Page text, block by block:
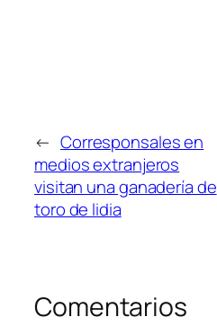
← Corresponsales en
medios extranjeros
visitan una ganadería de
toro de lidia
Comentarios